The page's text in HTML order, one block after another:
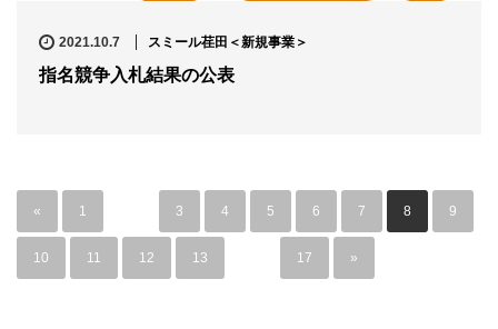
2021.10.7 スミール荏田＜新規事業＞
指名競争入札結果の公表
« 1 3 4 5 6 7 8 9
10 11 12 13 17 »